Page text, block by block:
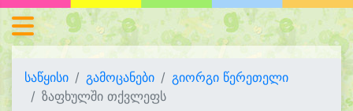
საწყისი გამოცანები
გიორგი წერეთელი
ზაფხულში თქვლეფს